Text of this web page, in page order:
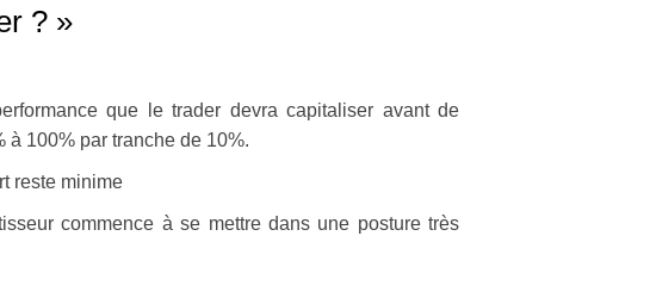
? »
que le trader devra capitaliser avant de
à 100% par tranche de 10%.
reste minime
commence à se mettre dans une posture très